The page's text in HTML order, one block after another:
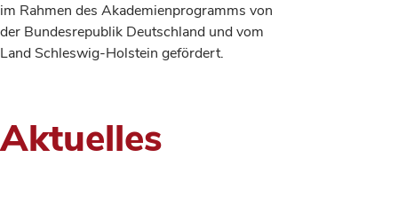
im Rahmen des Akademienprogramms von
der Bundesrepublik Deutschland und vom
Land Schleswig-Holstein gefördert.
Aktuelles